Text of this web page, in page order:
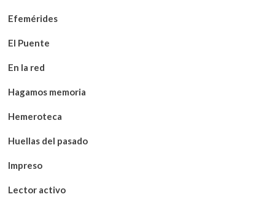
Efemérides
El Puente
En la red
Hagamos memoria
Hemeroteca
Huellas del pasado
Impreso
Lector activo